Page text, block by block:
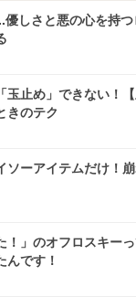
優しさと悪の心を持
玉止め」できない！
きのテク
ソーアイテムだけ！
！」のオフロスキー
んです！